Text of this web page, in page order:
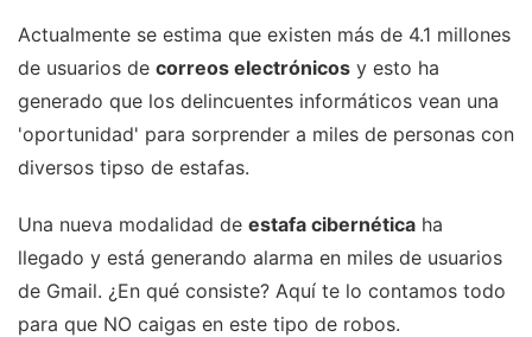
Actualmente se estima que existen más de 4.1 millones
de usuarios de correos electrónicos y esto ha
generado que los delincuentes informáticos vean una
'oportunidad' para sorprender a miles de personas con
diversos tipso de estafas.
Una nueva modalidad de estafa cibernética ha
llegado y está generando alarma en miles de usuarios
de Gmail. ¿En qué consiste? Aquí te lo contamos todo
para que NO caigas en este tipo de robos.